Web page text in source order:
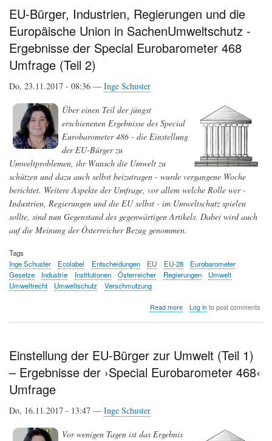
Schlüsselregulatoren
die
Lebenserwartung
EU-Bürger, Industrien, Regierungen und die
Europäische Union in SachenUmweltschutz -
Ergebnisse der Special Eurobarometer 468
Umfrage (Teil 2)
Do, 23.11.2017 - 08:36 — Inge Schuster
Über einen Teil der jüngst
erschienenen Ergebnisse des Special
Eurobarometer 486 - die Einstellung
der EU-Bürger zu
Umweltproblemen, ihr Wunsch die Umwelt zu
schützen und dazu auch selbst beizutragen - wurde vergangene Woche
berichtet. Weitere Aspekte der Umfrage, vor allem welche Rolle wer -
Industrien, Regierungen und die EU selbst - im Umweltschutz spielen
sollte, sind nun Gegenstand des gegenwärtigen Artikels. Dabei wird auch
auf die Meinung der Österreicher Bezug genommen.
Tags
Inge Schuster
Ecolabel Entscheidungen EU EU-28
Eurobarometer
Gesetze
Industrie Institutionen Österreicher Regierungen
Umwelt
Umweltrecht
Umweltschutz Verschmutzung
Read moreabout
und
Europäische
Log into post comments
Einstellung der EU-Bürger zur Umwelt (Teil 1)
– Ergebnisse der ›Special Eurobarometer 468‹
Umfrage
Do, 16.11.2017 - 13:47 — Inge Schuster
Vor wenigen Tagen ist das Ergebnis